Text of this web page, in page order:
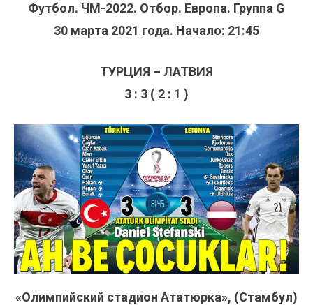
Футбол. ЧМ-2022. Отбор. Европа. Группа G
30 марта 2021 года. Начало: 21:45
ТУРЦИЯ – ЛАТВИЯ
3 : 3 ( 2 : 1 )
«Олимпийский стадион Ататюрка», (Стамбул)